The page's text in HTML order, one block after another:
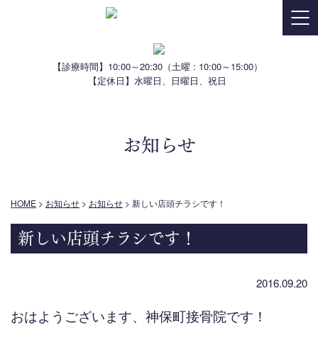
【診療時間】10:00～20:30（土曜 : 10:00～15:00）
【定休日】水曜日、日曜日、祝日
お知らせ
HOME > お知らせ > お知らせ > 新しい店頭チラシです！
新しい店頭チラシです！
2016.09.20
おはようございます、神保町接骨院です！